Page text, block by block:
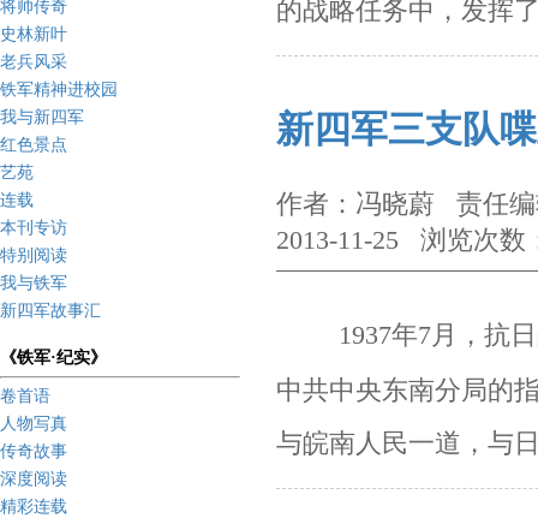
将帅传奇
史林新叶
老兵风采
铁军精神进校园
我与新四军
红色景点
艺苑
连载
本刊专访
特别阅读
我与铁军
新四军故事汇
《铁军·纪实》
卷首语
人物写真
传奇故事
深度阅读
精彩连载
的战略任务中，发挥
新四军三支队
作者：冯晓蔚 责任
2013-11-25 浏览次数
1937年7月，抗
中共中央东南分局的
与皖南人民一道，与